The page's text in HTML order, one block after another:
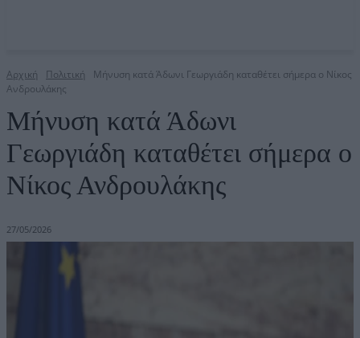
Αρχική Πολιτική
Μήνυση κατά Άδωνι Γεωργιάδη καταθέτει σήμερα ο Νίκος
Ανδρουλάκης
Μήνυση κατά Άδωνι
Γεωργιάδη καταθέτει σήμερα ο
Νίκος Ανδρουλάκης
27/05/2026